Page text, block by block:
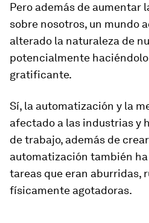
Pero además de aumentar
sobre nosotros, un mundo
alterado la naturaleza de
potencialmente
gratificante.
Sí, la automatización y la
afectado a las industrias y
de trabajo, además de
automatización también
tareas que eran aburridas,
físicamente agotadoras.